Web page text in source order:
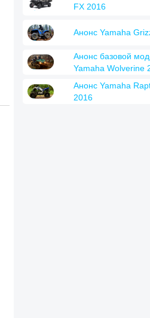
FX 2016
Анонс Yamaha
Анонс базовой
Yamaha Wolverine
Анонс Yamaha
2016